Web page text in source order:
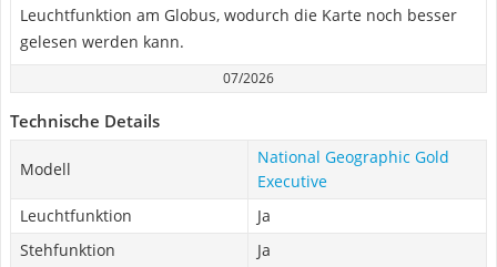
Leuchtfunktion am Globus, wodurch die Karte noch besser
gelesen werden kann.
07/2026
Technische Details
Modell
National Geographic Gold
Executive
Leuchtfunktion
Ja
Stehfunktion
Ja